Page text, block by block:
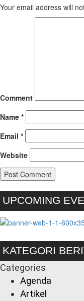
Your email address will
Comment
Name *
Email *
Website
UPCOMING
KATEGORI
Categories
Agenda
Artikel